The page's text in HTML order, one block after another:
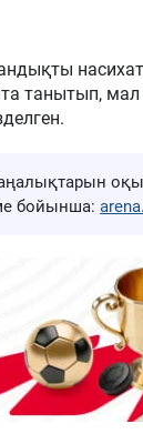
танытып,
бойынша: